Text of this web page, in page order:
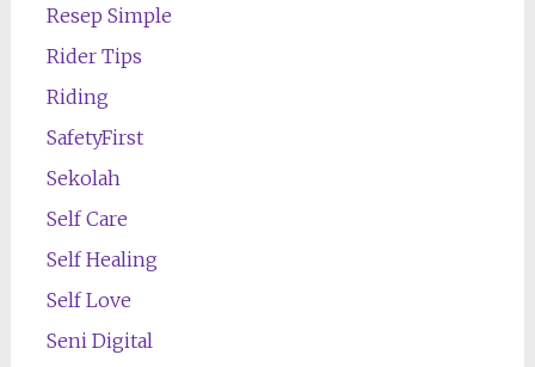
Resep Simple
Rider Tips
Riding
SafetyFirst
Sekolah
Self Care
Self Healing
Self Love
Seni Digital